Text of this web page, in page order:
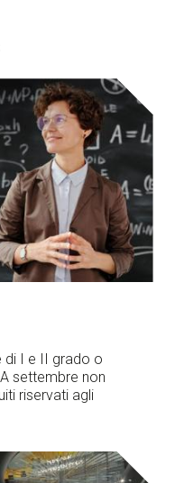
di I e II grado o
settembre non
riservati agli